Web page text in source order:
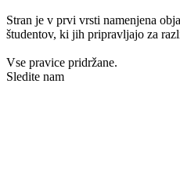
Stran je v prvi vrsti namenjena
študentov, ki jih pripravljajo za
Vse pravice pridržane.
Sledite nam